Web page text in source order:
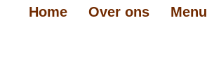
Home Over ons Menu